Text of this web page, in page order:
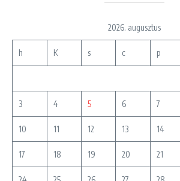
2026. augusztus
h K s c p
3 4 5 6 7
10 11 12 13 14
17 18 19 20 21